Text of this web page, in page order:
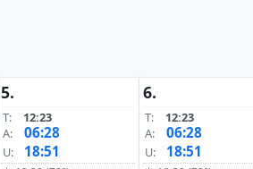
5.
T:
12:23
A:
06:28
U: 18:51
6.
T:
12:23
A:
06:28
U: 18:51